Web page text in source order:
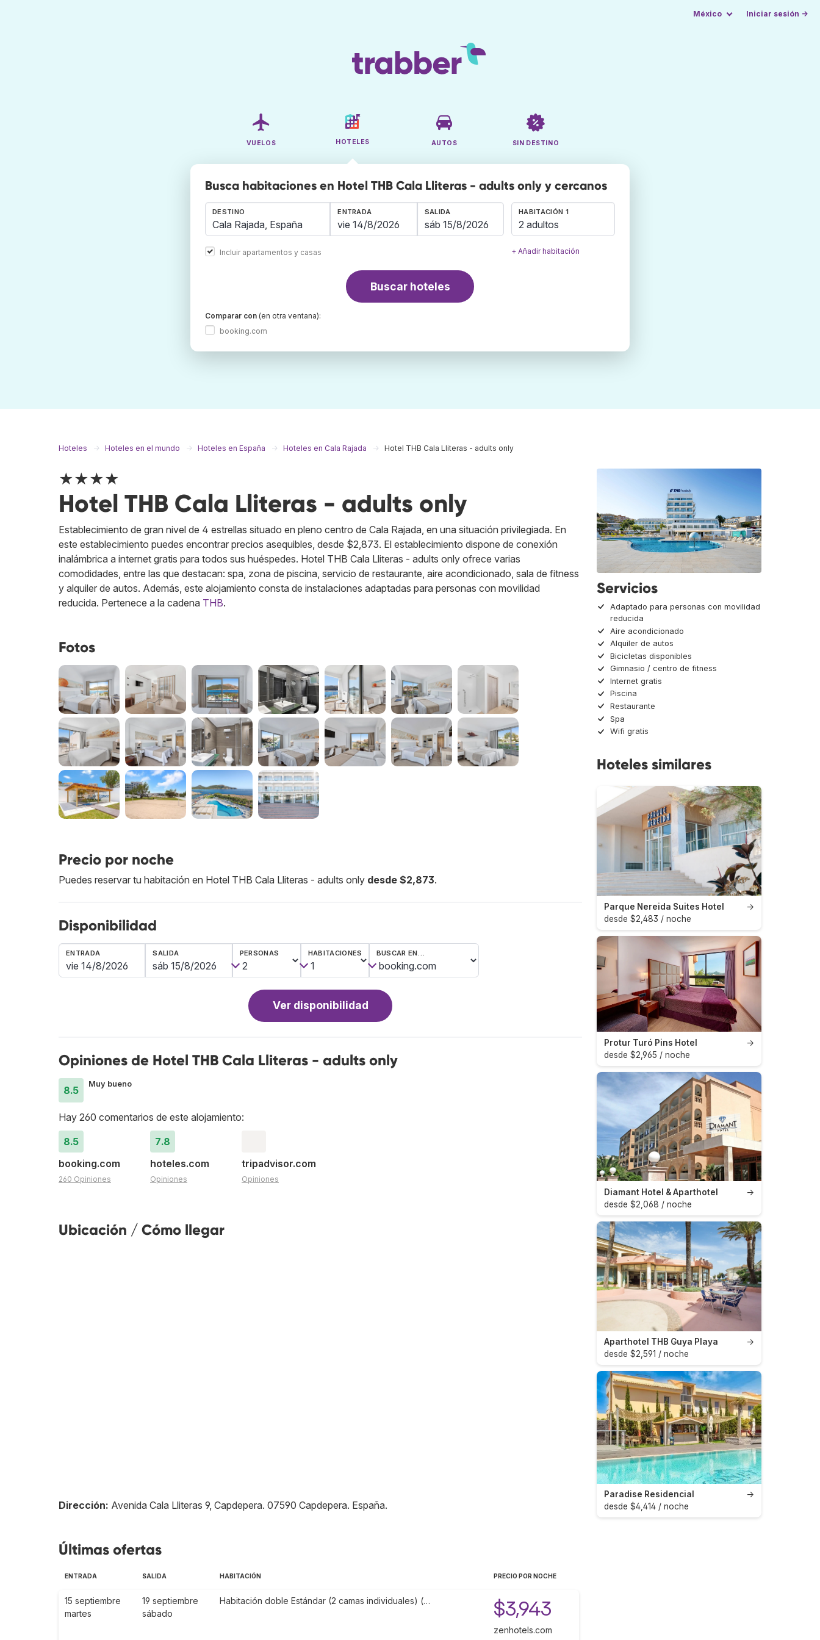
México Iniciar sesión →
VUELOS HOTELES AUTOS SIN DESTINO
Busca habitaciones en Hotel THB Cala Lliteras - adults only y cercanos
DESTINO
Incluir apartamentos y casas
ENTRADA SALIDA HABITACIÓN 1
2 adultos
+ Añadir habitación
Buscar hoteles
Comparar con (en otra ventana):
booking.com
Hoteles Hoteles en el mundo Hoteles en España Hoteles en Cala Rajada Hotel THB Cala Lliteras - adults only
★★★★
Hotel THB Cala Lliteras - adults only
Establecimiento de gran nivel de 4 estrellas situado en pleno centro de Cala Rajada, en una situación privilegiada. En
este establecimiento puedes encontrar precios asequibles, desde $2,873. El establecimiento dispone de conexión
inalámbrica a internet gratis para todos sus huéspedes. Hotel THB Cala Lliteras - adults only ofrece varias
comodidades, entre las que destacan: spa, zona de piscina, servicio de restaurante, aire acondicionado, sala de fitness
y alquiler de autos. Además, este alojamiento consta de instalaciones adaptadas para personas con movilidad
reducida. Pertenece a la cadena THB.
Fotos
Precio por noche
Puedes reservar tu habitación en Hotel THB Cala Lliteras - adults only desde $2,873.
Disponibilidad
ENTRADA SALIDA PERSONAS HABITACIONES BUSCAR EN…
Ver disponibilidad
Opiniones de Hotel THB Cala Lliteras - adults only
8.5
Muy bueno
Hay 260 comentarios de este alojamiento:
8.5
booking.com
260 Opiniones
7.8
hoteles.com
Opiniones
tripadvisor.com
Opiniones
Ubicación / Cómo llegar
Dirección: Avenida Cala Lliteras 9, Capdepera. 07590 Capdepera. España.
Últimas ofertas
ENTRADA SALIDA HABITACIÓN PRECIO POR NOCHE
15 septiembre
martes
19 septiembre
sábado
Habitación doble Estándar (2 camas individuales) (… $3,943
zenhotels.com
Servicios
Adaptado para personas con movilidad
reducida
Aire acondicionado
Alquiler de autos
Bicicletas disponibles
Gimnasio / centro de fitness
Internet gratis
Piscina
Restaurante
Spa
Wifi gratis
Hoteles similares
→
Parque Nereida Suites Hotel
desde $2,483 / noche
→
Protur Turó Pins Hotel
desde $2,965 / noche
→
Diamant Hotel & Aparthotel
desde $2,068 / noche
→
Aparthotel THB Guya Playa
desde $2,591 / noche
→
Paradise Residencial
desde $4,414 / noche